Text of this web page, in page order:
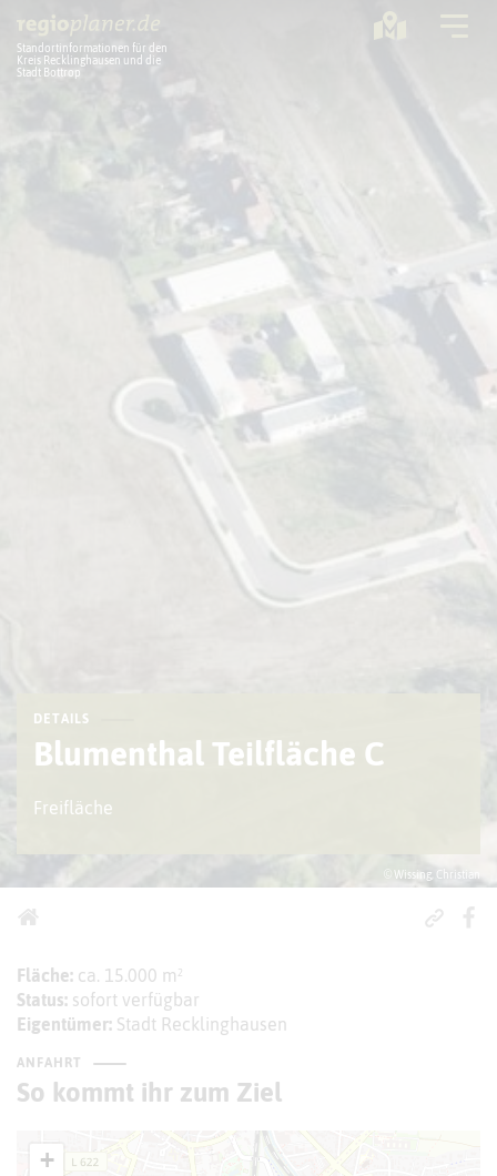
Standortinformationen für den
Kreis Recklinghausen und die
Stadt Bottrop
Planung
Standorte
Statistik
© Wissing, Christian
DETAILS
Blumenthal Teilfläche C
Freifläche
Fläche: ca. 15.000 m²
Status: sofort verfügbar
Eigentümer: Stadt Recklinghausen
ANFAHRT
So kommt ihr zum Ziel
+